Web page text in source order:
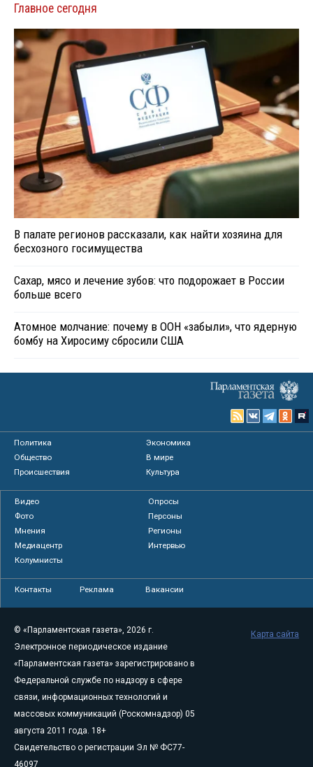
Главное сегодня
В палате регионов рассказали, как найти хозяина для
бесхозного госимущества
Сахар, мясо и лечение зубов: что подорожает в России
больше всего
Атомное молчание: почему в ООН «забыли», что ядерную
бомбу на Хиросиму сбросили США
Политика
Экономика
Общество
В мире
Происшествия
Культура
Видео
Опросы
Фото
Персоны
Мнения
Регионы
Медиацентр
Интервью
Колумнисты
Контакты Реклама Вакансии
© «Парламентская газета», 2026 г.
Электронное периодическое издание
«Парламентская газета» зарегистрировано в
Федеральной службе по надзору в сфере
связи, информационных технологий и
массовых коммуникаций (Роскомнадзор) 05
августа 2011 года. 18+
Свидетельство о регистрации Эл № ФС77-
46097
Карта сайта